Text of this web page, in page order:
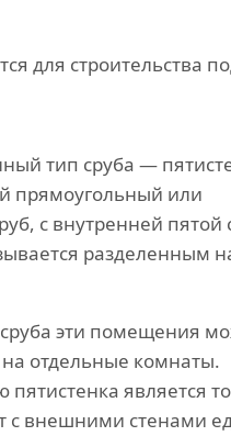
для
тип сруба —
прямоугольный или
с внутренней пятой
разделенным
эти помещения
отдельные комнаты.
является
с внешними стенами